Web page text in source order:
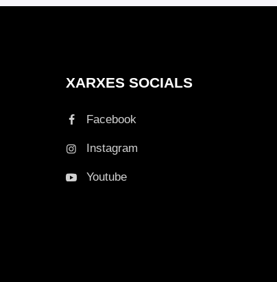
XARXES SOCIALS
Facebook
Instagram
Youtube